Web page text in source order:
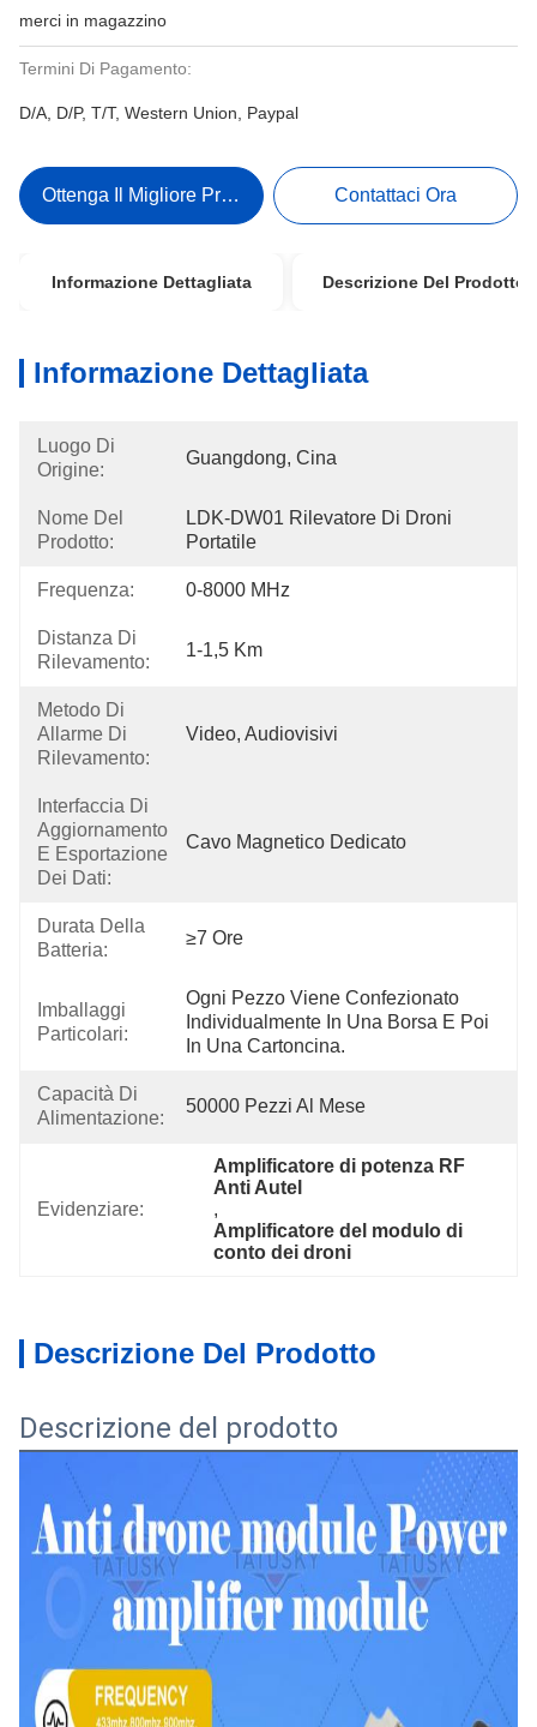
merci in magazzino
Termini Di Pagamento:
D/A, D/P, T/T, Western Union, Paypal
Ottenga Il Migliore Prezzo Contattaci Ora
Informazione Dettagliata Descrizione Del Prodotto
Informazione Dettagliata
Luogo Di
Origine:
Guangdong, Cina
Nome Del
Prodotto:
LDK-DW01 Rilevatore Di Droni
Portatile
Frequenza: 0-8000 MHz
Distanza Di
Rilevamento:
1-1,5 Km
Metodo Di
Allarme Di
Rilevamento:
Video, Audiovisivi
Interfaccia Di
Aggiornamento
E Esportazione
Dei Dati:
Cavo Magnetico Dedicato
Durata Della
Batteria:
≥7 Ore
Imballaggi
Particolari:
Ogni Pezzo Viene Confezionato
Individualmente In Una Borsa E Poi
In Una Cartoncina.
Capacità Di
Alimentazione:
50000 Pezzi Al Mese
Evidenziare:
Amplificatore di potenza RF
Anti Autel
,
Amplificatore del modulo di
conto dei droni
Descrizione Del Prodotto
Descrizione del prodotto